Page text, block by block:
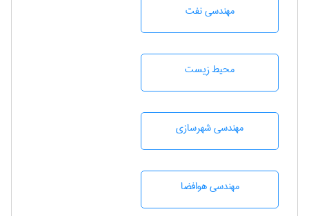
مهندسی نفت
محيط زيست
مهندسی شهرسازی
مهندسی هوافضا